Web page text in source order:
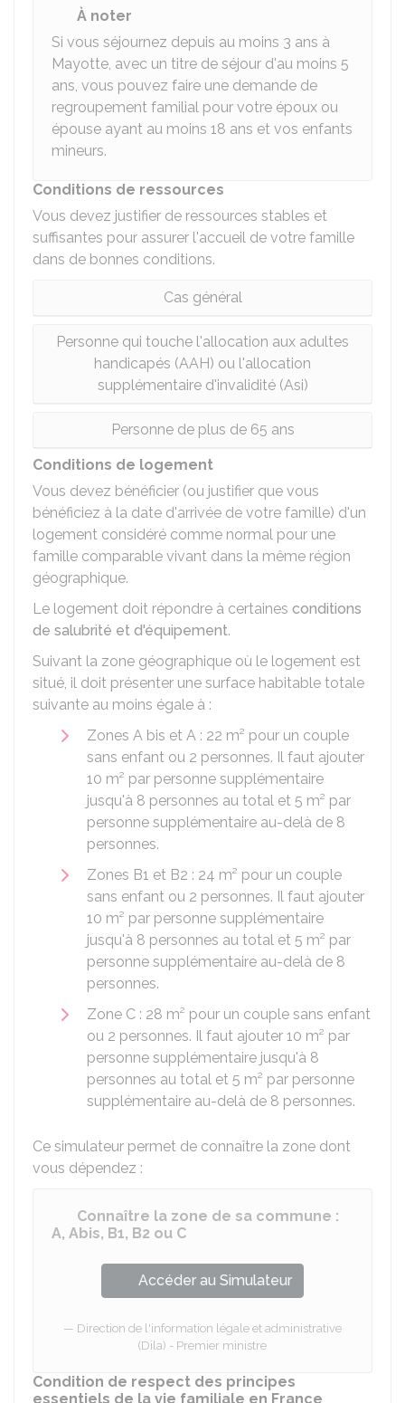
À noter
Si vous séjournez depuis au moins 3 ans à
Mayotte, avec un titre de séjour d'au moins 5
ans, vous pouvez faire une demande de
regroupement familial pour votre époux ou
épouse ayant au moins 18 ans et vos enfants
mineurs.
Conditions de ressources
Vous devez justifier de ressources stables et
suffisantes pour assurer l'accueil de votre famille
dans de bonnes conditions.
Cas général
Personne qui touche l'allocation aux adultes
handicapés (AAH) ou l'allocation
supplémentaire d'invalidité (Asi)
Personne de plus de 65 ans
Conditions de logement
Vous devez bénéficier (ou justifier que vous
bénéficiez à la date d'arrivée de votre famille) d'un
logement considéré comme normal pour une
famille comparable vivant dans la même région
géographique.
Le logement doit répondre à certaines conditions
de salubrité et d'équipement.
Suivant la zone géographique où le logement est
situé, il doit présenter une surface habitable totale
suivante au moins égale à :
Zones A bis et A : 22 m² pour un couple
sans enfant ou 2 personnes. Il faut ajouter
10 m² par personne supplémentaire
jusqu'à 8 personnes au total et 5 m² par
personne supplémentaire au-delà de 8
personnes.
Zones B1 et B2 : 24 m² pour un couple
sans enfant ou 2 personnes. Il faut ajouter
10 m² par personne supplémentaire
jusqu'à 8 personnes au total et 5 m² par
personne supplémentaire au-delà de 8
personnes.
Zone C : 28 m² pour un couple sans enfant
ou 2 personnes. Il faut ajouter 10 m² par
personne supplémentaire jusqu'à 8
personnes au total et 5 m² par personne
supplémentaire au-delà de 8 personnes.
Ce simulateur permet de connaître la zone dont
vous dépendez :
Connaître la zone de sa commune :
A, Abis, B1, B2 ou C
Accéder au Simulateur
Direction de l'information légale et administrative
(Dila) - Premier ministre
Condition de respect des principes
essentiels de la vie familiale en France